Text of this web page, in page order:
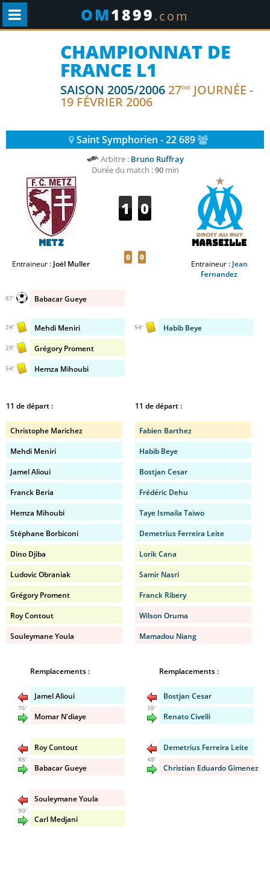
OM1899.com
CHAMPIONNAT DE
FRANCE L1
SAISON 2005/2006 27ÈME JOURNÉE -
19 FÉVRIER 2006
Saint Symphorien - 22 689
Arbitre : Bruno Ruffray
Durée du match :90min
Metz
Entraineur : Joël Muller
1 0
0 0
Marseille
Entraineur : Jean
Fernandez
Babacar Gueye
87'
Mehdi Meniri
24'
Grégory Proment
29'
Hemza Mihoubi
54'
Habib Beye
54'
11 de départ :
Christophe Marichez
Mehdi Meniri
Jamel Alioui
Franck Beria
Hemza Mihoubi
Stéphane Borbiconi
Dino Djiba
Ludovic Obraniak
Grégory Proment
Roy Contout
Souleymane Youla
11 de départ :
Fabien Barthez
Habib Beye
Bostjan Cesar
Frédéric Dehu
Taye Ismaila Taiwo
Demetrius Ferreira Leite
Lorik Cana
Samir Nasri
Franck Ribery
Wilson Oruma
Mamadou Niang
Remplacements :
Jamel Alioui
76'
Momar N'diaye
Roy Contout
86'
Babacar Gueye
Souleymane Youla
90'
Carl Medjani
Remplacements :
Bostjan Cesar
38'
Renato Civelli
Demetrius Ferreira Leite
48'
Christian Eduardo Gimenez